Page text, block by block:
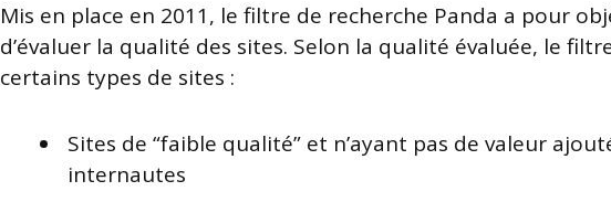
Mis en place en 2011, le filtre de recherche Panda a pour
d’évaluer la qualité des sites. Selon la qualité évaluée, le
certains types de sites :
Sites de “faible qualité” et n’ayant pas de valeur
internautes